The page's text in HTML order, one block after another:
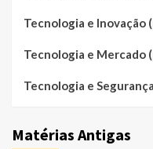
Tecnologia e Inovação
Tecnologia e Mercado
Tecnologia e
Matérias Antigas